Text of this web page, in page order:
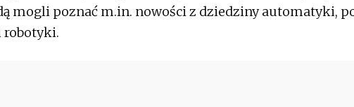
mogli poznać m.in. nowości z dziedziny automatyki,
robotyki.